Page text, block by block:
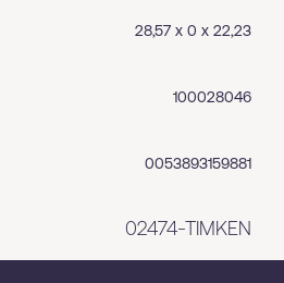
28,57 x 0 x 22,23
100028046
0053893159881
02474-TIMKEN